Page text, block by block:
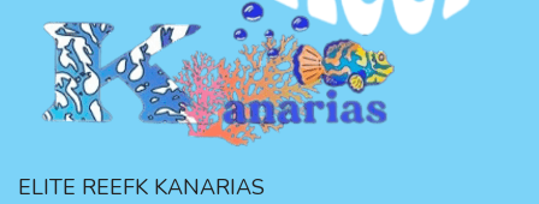
ELITE REEFK KANARIAS